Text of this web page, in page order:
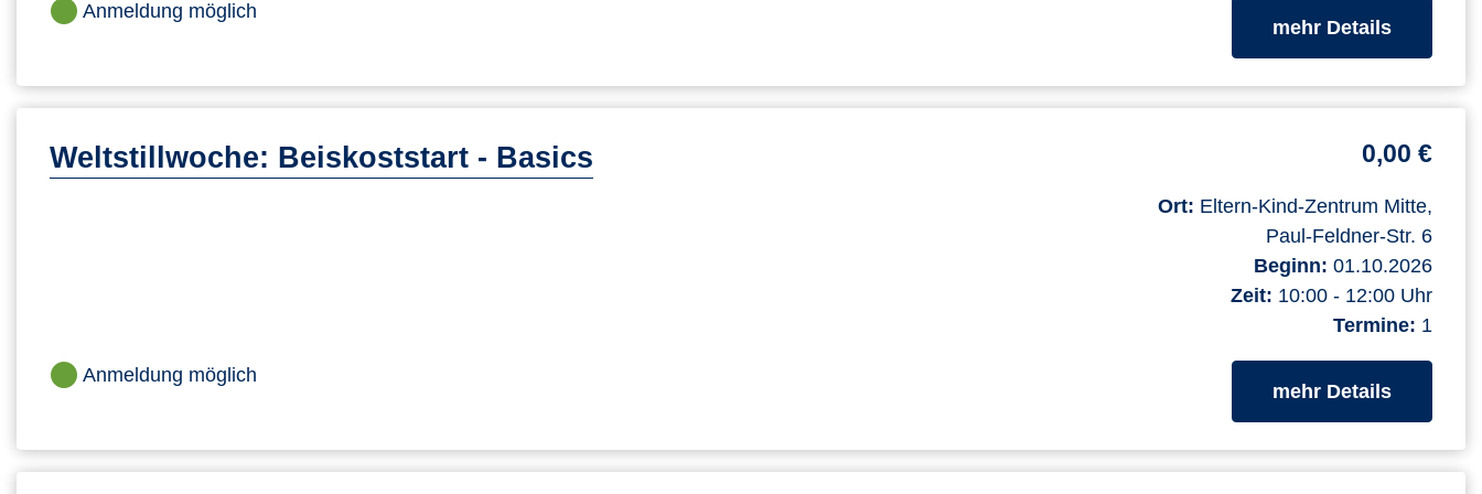
Anmeldung möglich
mehr Detailszum
Weltstillwoche: Beiskoststart - Basics 0,00 €
Ort: Eltern-Kind-Zentrum Mitte,
Paul-Feldner-Str. 6
Beginn: 01.10.2026
Zeit: 10:00 - 12:00 Uhr
Termine: 1
Anmeldung möglich
mehr Detailszum